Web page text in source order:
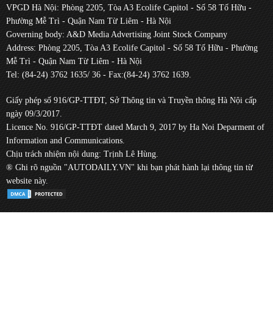
VPGD Hà Nội: Phòng 2205, Tòa A3 Ecolife Capitol - Số 58 Tố Hữu -
Phường Mễ Trì - Quận Nam Từ Liêm - Hà Nội
Governing body: A&D Media Advertising Joint Stock Company
Address: Phòng 2205, Tòa A3 Ecolife Capitol - Số 58 Tố Hữu - Phường
Mễ Trì - Quận Nam Từ Liêm - Hà Nội
Tel: (84-24) 3762 1635/ 36 - Fax:(84-24) 3762 1639.
Giấy phép số 916/GP-TTĐT, Sở Thông tin và Truyền thông Hà Nội cấp
ngày 09/3/2017.
Licence No. 916/GP-TTĐT dated March 9, 2017 by Ha Noi Deparment of
Information and Communications.
Chịu trách nhiệm nội dung: Trịnh Lê Hùng.
® Ghi rõ nguồn "AUTODAILY.VN" khi bạn phát hành lại thông tin từ
website này.